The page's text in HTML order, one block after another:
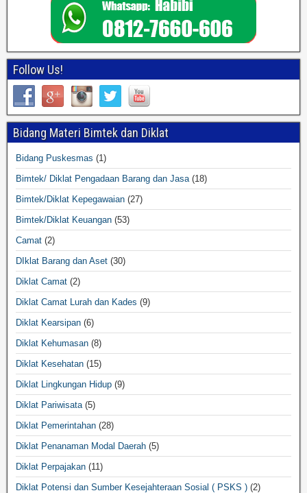
Follow Us!
Bidang Materi Bimtek dan Diklat
Bidang Puskesmas (1)
Bimtek/ Diklat Pengadaan Barang dan Jasa (18)
Bimtek/Diklat Kepegawaian (27)
Bimtek/Diklat Keuangan (53)
Camat (2)
DIklat Barang dan Aset (30)
Diklat Camat (2)
Diklat Camat Lurah dan Kades (9)
Diklat Kearsipan (6)
Diklat Kehumasan (8)
Diklat Kesehatan (15)
Diklat Lingkungan Hidup (9)
Diklat Pariwisata (5)
Diklat Pemerintahan (28)
Diklat Penanaman Modal Daerah (5)
Diklat Perpajakan (11)
Diklat Potensi dan Sumber Kesejahteraan Sosial ( PSKS ) (2)